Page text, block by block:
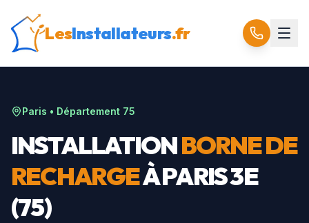
LesInstallateurs.fr
Paris • Département 75
INSTALLATIONBORNE DE
RECHARGEÀPARIS 3E
(75)